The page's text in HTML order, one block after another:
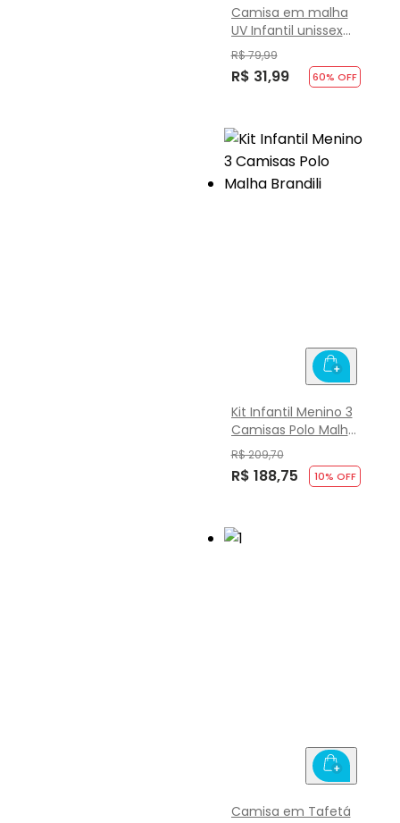
Camisa em malha
UV Infantil unissex
Brandili
R$ 79,99
R$ 31,99 60% OFF
Kit Infantil Menino 3
Camisas Polo Malha
Brandili
R$ 209,70
R$ 188,75 10% OFF
Camisa em Tafetá